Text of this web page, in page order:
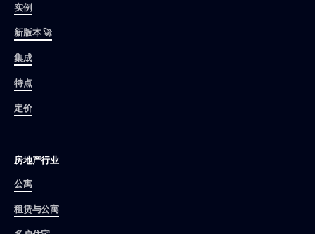
实例
新版本 🚀
集成
特点
定价
房地产行业
公寓
租赁与公寓